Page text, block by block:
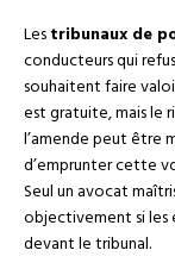
Lestribunaux de
conducteurs qui
souhaitent faire
est gratuite, mais le
l’amende peut être
d’emprunter cette
Seul un avocat
objectivement si les
devant le tribunal.